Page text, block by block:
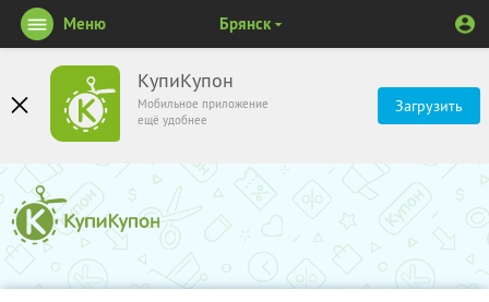
КупиКупон
Мобильное приложение
ещё удобнее
Загрузить
Меню Брянск